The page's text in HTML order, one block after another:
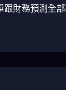
跟財務預測全